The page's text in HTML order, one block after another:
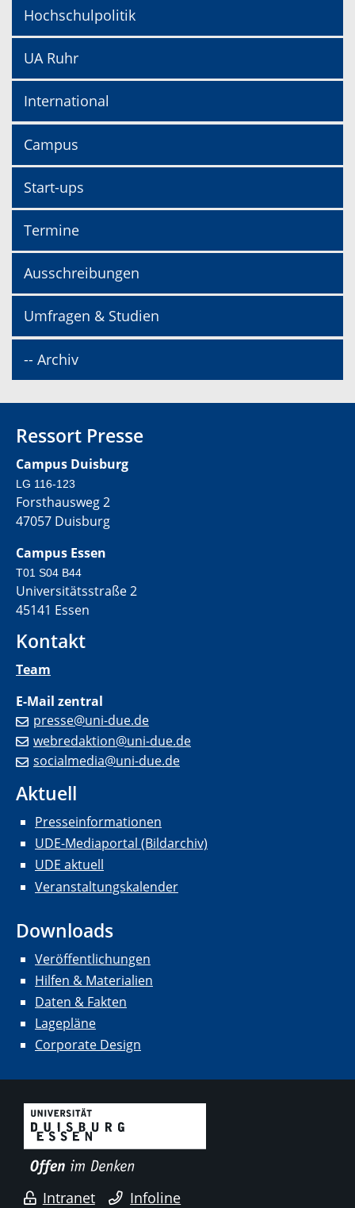
Hochschulpolitik
UA Ruhr
International
Campus
Start-ups
Termine
Ausschreibungen
Umfragen & Studien
-- Archiv
Ressort Presse
Campus Duisburg
LG 116-123
Forsthausweg 2
47057 Duisburg
Campus Essen
T01 S04 B44
Universitätsstraße 2
45141 Essen
Kontakt
Team
E-Mail zentral
presse@uni-due.de
webredaktion@uni-due.de
socialmedia@uni-due.de
Aktuell
Presseinformationen
UDE-Mediaportal (Bildarchiv)
UDE aktuell
Veranstaltungskalender
Downloads
Veröffentlichungen
Hilfen & Materialien
Daten & Fakten
Lagepläne
Corporate Design
Intranet Infoline